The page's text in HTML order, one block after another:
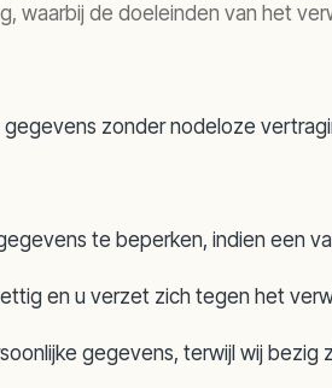
waarbij de doeleinden van het
zonder nodeloze
te beperken, indien een
en u verzet zich tegen het
gegevens, terwijl wij